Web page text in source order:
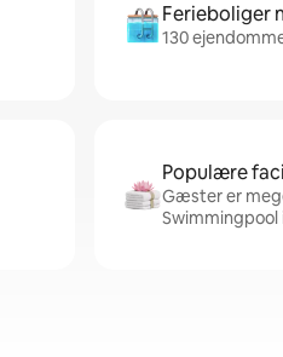
Ferieboliger
130
Populære
Gæster er
Swimmingpool